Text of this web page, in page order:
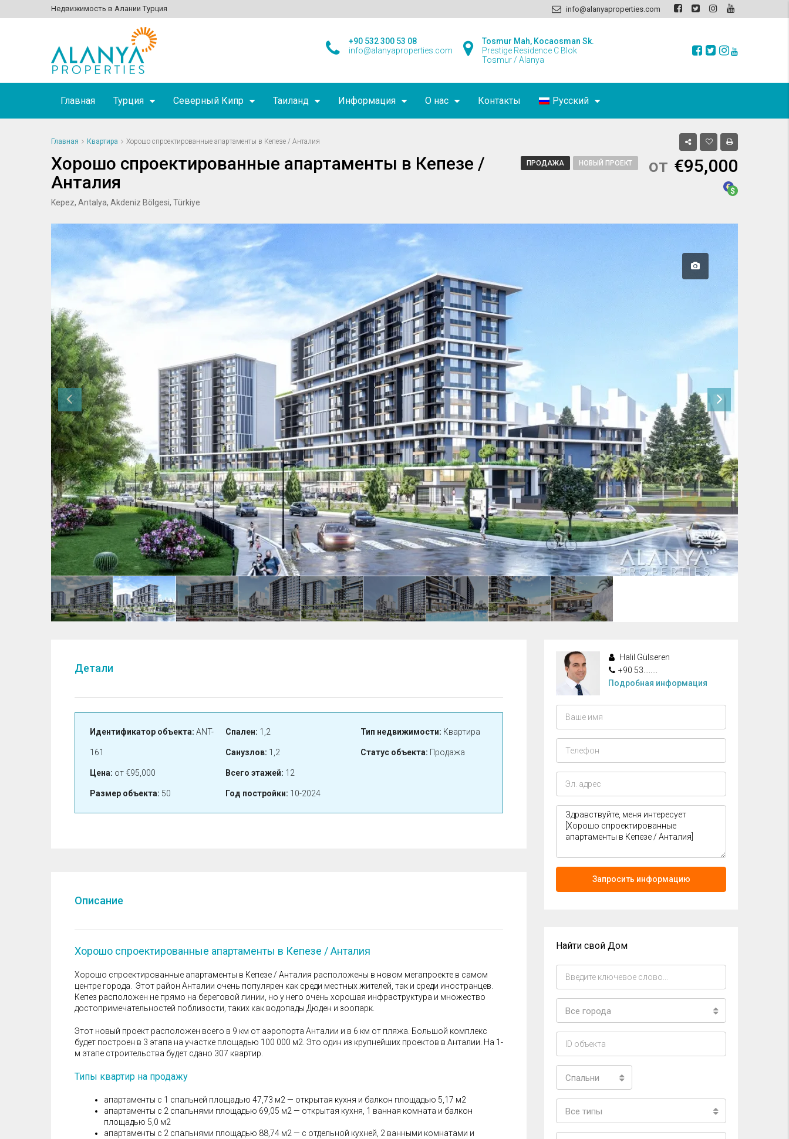
Недвижимость в Алании Турция info@alanyaproperties.com
Tosmur Mah, Kocaosman Sk.
Prestige Residence C Blok
Tosmur / Alanya
+90 532 300 53 08
info@alanyaproperties.com
Главная Турция Северный Кипр Таиланд Информация О нас Контакты Русский
Главная Квартира Хорошо спроектированные апартаменты в Кепезе / Анталия
Хорошо спроектированные апартаменты в Кепезе /
Анталия
ПРОДАЖА НОВЫЙ ПРОЕКТ
Kepez, Antalya, Akdeniz Bölgesi, Türkiye
от €95,000
Детали
Идентификатор объекта: ANT-
161
Цена: от€95,000
Размер объекта: 50
Спален: 1,2
Санузлов: 1,2
Всего этажей: 12
Год постройки: 10-2024
Тип недвижимости: Квартира
Статус объекта: Продажа
Описание
Хорошо спроектированные апартаменты в Кепезе / Анталия
Хорошо спроектированные апартаменты в Кепезе / Анталия расположены в новом мегапроекте в самом
центре города. Этот район Анталии очень популярен как среди местных жителей, так и среди иностранцев.
Кепез расположен не прямо на береговой линии, но у него очень хорошая инфраструктура и множество
достопримечательностей поблизости, таких как водопады Дюден и зоопарк.
Этот новый проект расположен всего в 9 км от аэропорта Анталии и в 6 км от пляжа. Большой комплекс
будет построен в 3 этапа на участке площадью 100 000 м2. Это один из крупнейших проектов в Анталии. На 1-
м этапе строительства будет сдано 307 квартир.
Типы квартир на продажу
апартаменты с 1 спальней площадью 47,73 м2 — открытая кухня и балкон площадью 5,17 м2
апартаменты с 2 спальнями площадью 69,05 м2 — открытая кухня, 1 ванная комната и балкон
площадью 5,0 м2
апартаменты с 2 спальнями площадью 88,74 м2 — с отдельной кухней, 2 ванными комнатами и
Halil Gülseren
+90 53........
Подробная информация
Запросить информацию
Найти свой Дом
Все города
Спальни
Все типы